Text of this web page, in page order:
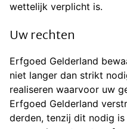
wettelijk verplicht is.
Uw rechten
Erfgoed Gelderland
niet langer dan strikt
realiseren waarvoor uw
Erfgoed Gelderland
derden, tenzij dit nodig